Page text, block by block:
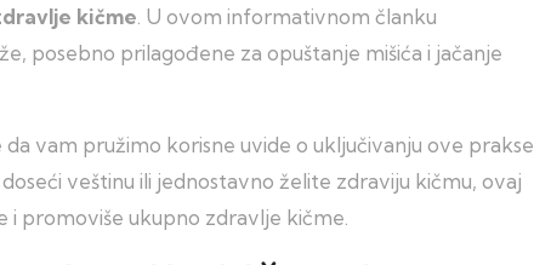
kičme. U ovom informativnom članku
posebno prilagođene za opuštanje mišića i jačanje
vam pružimo korisne uvide o uključivanju ove prakse
veštinu ili jednostavno želite zdraviju kičmu, ovaj
i promoviše ukupno zdravlje kičme.